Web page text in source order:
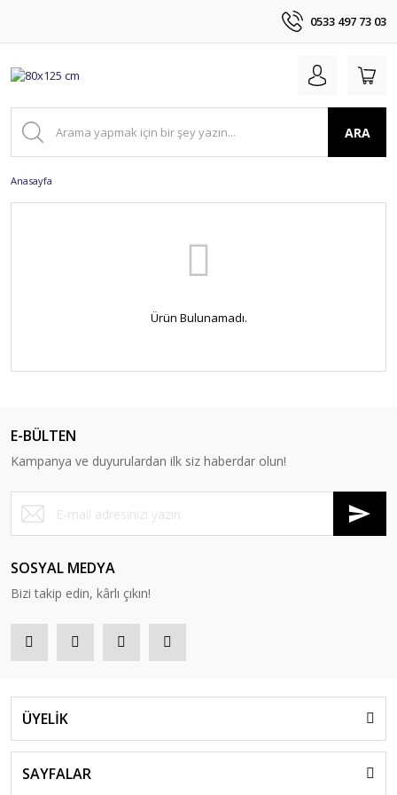
0533 497 73 03
ARA
Anasayfa
Ürün Bulunamadı.
E-BÜLTEN
Kampanya ve duyurulardan ilk siz haberdar olun!
SOSYAL MEDYA
Bizi takip edin, kârlı çıkın!
ÜYELİK
SAYFALAR